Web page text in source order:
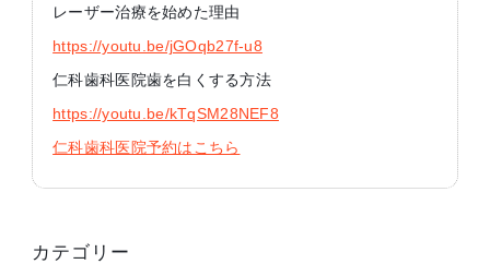
レーザー治療を始めた理由
https://youtu.be/jGOqb27f-u8
仁科歯科医院歯を白くする方法
https://youtu.be/kTqSM28NEF8
仁科歯科医院予約はこちら
カテゴリー